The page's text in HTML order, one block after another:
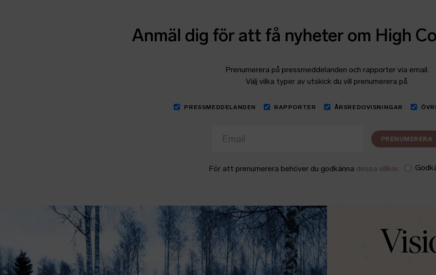
Anmäl dig för att få nyheter om High
Prenumerera på pressmeddelanden och rapporter via email.
Välj vilka typer av utskick du vill prenumerera på.
PRESSMEDDELANDEN RAPPORTER ÅRSREDOVISNINGAR
För att prenumerera behöver du godkänna dessa villkor.
PRENUMERERA